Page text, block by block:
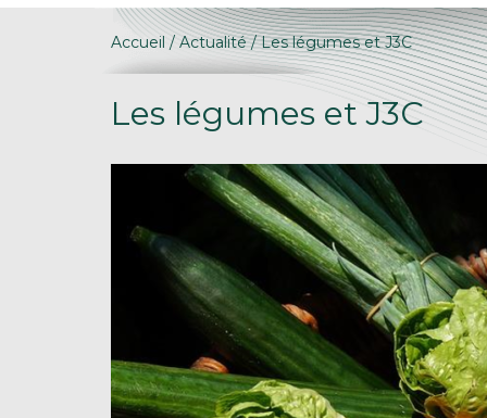
Accueil / Actualité/ Les légumes et J3C
Les légumes et J3C